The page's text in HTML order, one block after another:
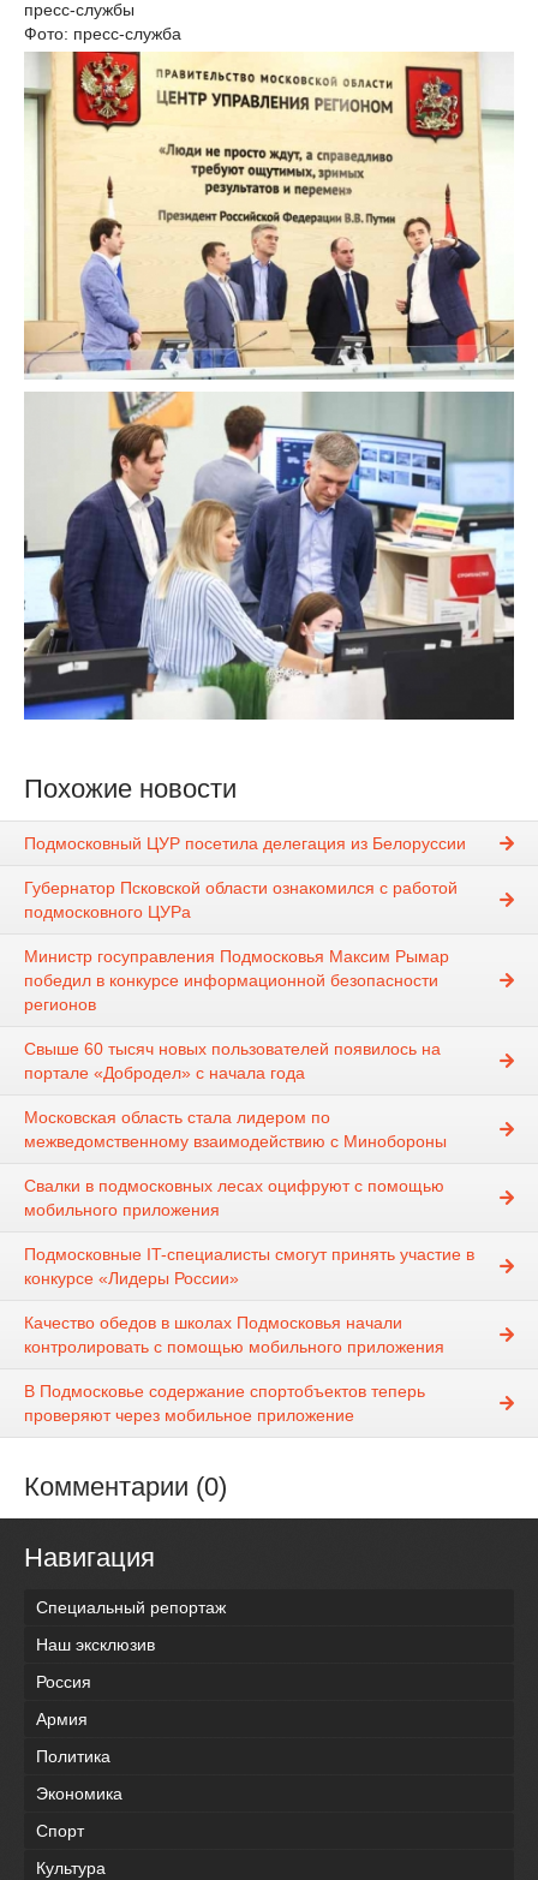
пресс-службы
Фото: пресс-служба
Похожие новости
Подмосковный ЦУР посетила делегация из Белоруссии
Губернатор Псковской области ознакомился с работой
подмосковного ЦУРа
Министр госуправления Подмосковья Максим Рымар
победил в конкурсе информационной безопасности
регионов
Свыше 60 тысяч новых пользователей появилось на
портале «Добродел» с начала года
Московская область стала лидером по
межведомственному взаимодействию с Минобороны
Свалки в подмосковных лесах оцифруют с помощью
мобильного приложения
Подмосковные IT-специалисты смогут принять участие в
конкурсе «Лидеры России»
Качество обедов в школах Подмосковья начали
контролировать с помощью мобильного приложения
В Подмосковье содержание спортобъектов теперь
проверяют через мобильное приложение
Комментарии (0)
Навигация
Специальный репортаж
Наш эксклюзив
Россия
Армия
Политика
Экономика
Спорт
Культура